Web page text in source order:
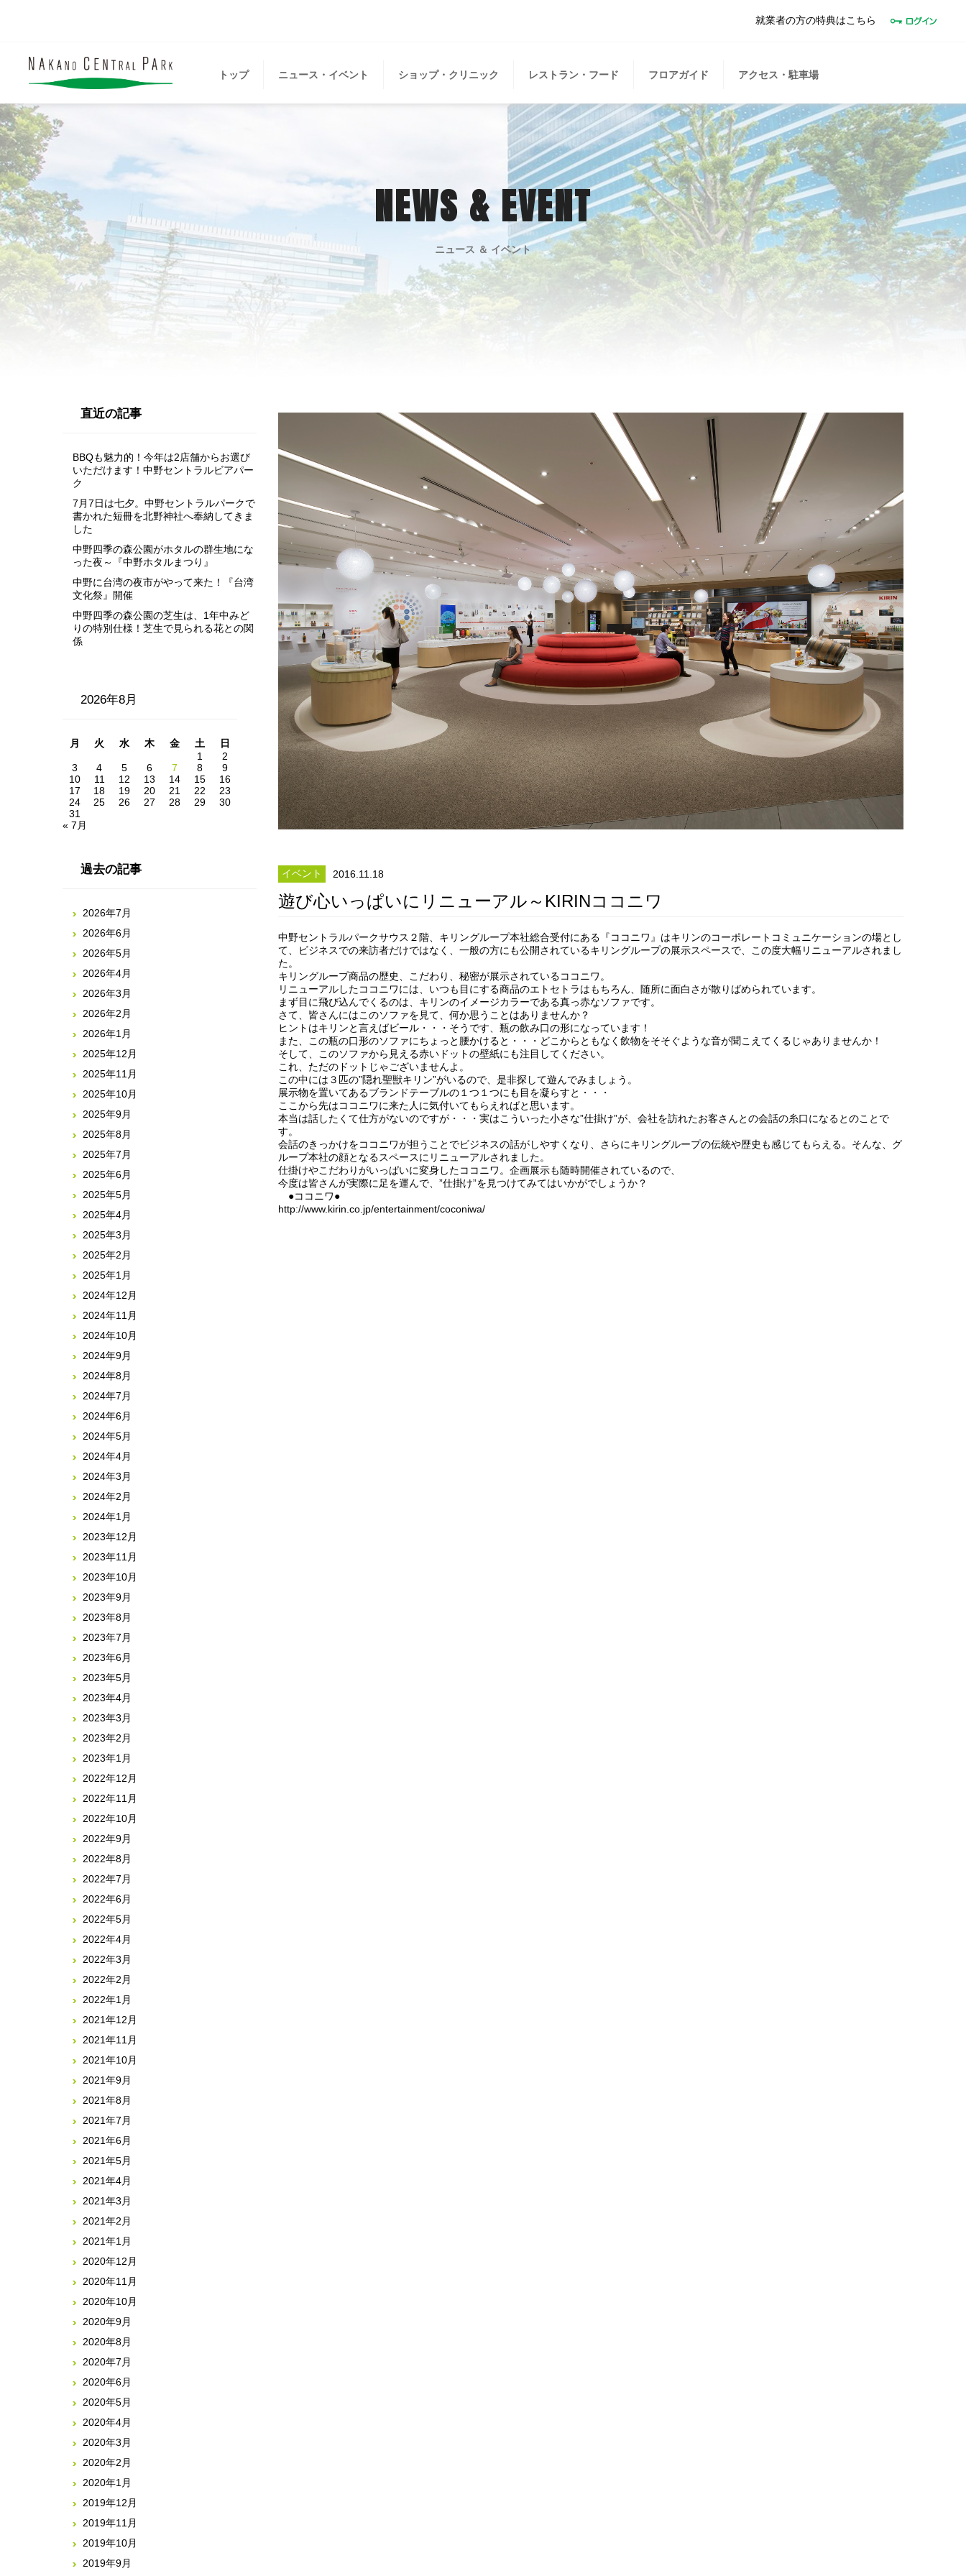
就業者の方の特典はこちら
トップ ニュース・イベント ショップ・クリニック レストラン・フード フロアガイド アクセス・駐車場
NEWS & EVENT
ニュース ＆ イベント
イベント 2016.11.18
遊び心いっぱいにリニューアル～KIRINココニワ
中野セントラルパークサウス２階、キリングループ本社総合受付にある『ココニワ』はキリンのコーポレートコミュニケーションの場とし
て、ビジネスでの来訪者だけではなく、一般の方にも公開されているキリングループの展示スペースで、この度大幅リニューアルされまし
た。
キリングループ商品の歴史、こだわり、秘密が展示されているココニワ。
リニューアルしたココニワには、いつも目にする商品のエトセトラはもちろん、随所に面白さが散りばめられています。
まず目に飛び込んでくるのは、キリンのイメージカラーである真っ赤なソファです。
さて、皆さんにはこのソファを見て、何か思うことはありませんか？
ヒントはキリンと言えばビール・・・そうです、瓶の飲み口の形になっています！
また、この瓶の口形のソファにちょっと腰かけると・・・どこからともなく飲物をそそぐような音が聞こえてくるじゃありませんか！
そして、このソファから見える赤いドットの壁紙にも注目してください。
これ、ただのドットじゃございませんよ。
この中には３匹の”隠れ聖獣キリン”がいるので、是非探して遊んでみましょう。
展示物を置いてあるブランドテーブルの１つ１つにも目を凝らすと・・・
ここから先はココニワに来た人に気付いてもらえればと思います。
本当は話したくて仕方がないのですが・・・実はこういった小さな”仕掛け”が、会社を訪れたお客さんとの会話の糸口になるとのことで
す。
会話のきっかけをココニワが担うことでビジネスの話がしやすくなり、さらにキリングループの伝統や歴史も感じてもらえる。そんな、グ
ループ本社の顔となるスペースにリニューアルされました。
仕掛けやこだわりがいっぱいに変身したココニワ。企画展示も随時開催されているので、
今度は皆さんが実際に足を運んで、”仕掛け”を見つけてみてはいかがでしょうか？
●ココニワ●
http://www.kirin.co.jp/entertainment/coconiwa/
直近の記事
BBQも魅力的！今年は2店舗からお選び
いただけます！中野セントラルビアパー
ク
7月7日は七夕。中野セントラルパークで
書かれた短冊を北野神社へ奉納してきま
した
中野四季の森公園がホタルの群生地にな
った夜～『中野ホタルまつり』
中野に台湾の夜市がやって来た！『台湾
文化祭』開催
中野四季の森公園の芝生は、1年中みど
りの特別仕様！芝生で見られる花との関
係
2026年8月
月 火 水 木 金 土
日
1
2
3
4 5 6 7 8
9
10
11 12 13 14 15
16
17
18 19 20 21 22
23
24
25 26 27 28 29
30
31
« 7月
過去の記事
2026年7月
2026年6月
2026年5月
2026年4月
2026年3月
2026年2月
2026年1月
2025年12月
2025年11月
2025年10月
2025年9月
2025年8月
2025年7月
2025年6月
2025年5月
2025年4月
2025年3月
2025年2月
2025年1月
2024年12月
2024年11月
2024年10月
2024年9月
2024年8月
2024年7月
2024年6月
2024年5月
2024年4月
2024年3月
2024年2月
2024年1月
2023年12月
2023年11月
2023年10月
2023年9月
2023年8月
2023年7月
2023年6月
2023年5月
2023年4月
2023年3月
2023年2月
2023年1月
2022年12月
2022年11月
2022年10月
2022年9月
2022年8月
2022年7月
2022年6月
2022年5月
2022年4月
2022年3月
2022年2月
2022年1月
2021年12月
2021年11月
2021年10月
2021年9月
2021年8月
2021年7月
2021年6月
2021年5月
2021年4月
2021年3月
2021年2月
2021年1月
2020年12月
2020年11月
2020年10月
2020年9月
2020年8月
2020年7月
2020年6月
2020年5月
2020年4月
2020年3月
2020年2月
2020年1月
2019年12月
2019年11月
2019年10月
2019年9月